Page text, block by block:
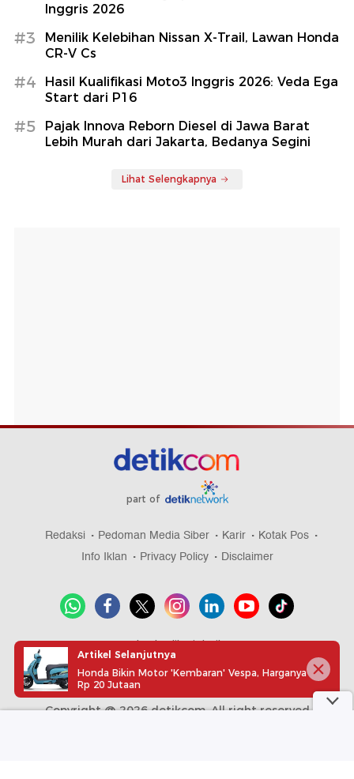
Inggris 2026
#3
Menilik Kelebihan Nissan X-Trail, Lawan Honda
CR-V Cs
#4
Hasil Kualifikasi Moto3 Inggris 2026: Veda Ega
Start dari P16
#5
Pajak Innova Reborn Diesel di Jawa Barat
Lebih Murah dari Jakarta, Bedanya Segini
Lihat Selengkapnya
part of
Redaksi Pedoman Media Siber Karir
Kotak Pos
Info Iklan
Privacy Policy Disclaimer
Download aplikasi detikcom
Copyright @ 2026 detikcom, All right reserved
Artikel Selanjutnya
Honda Bikin Motor 'Kembaran' Vespa, Harganya
Rp 20 Jutaan